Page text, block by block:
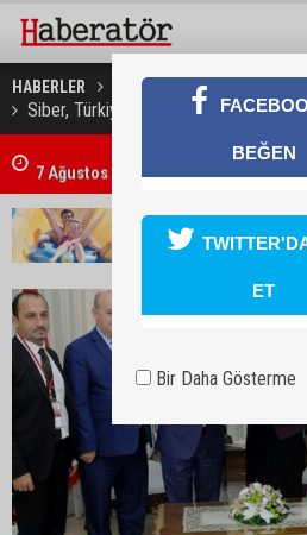
HABERLER GÜNDEM
Siber, Türkiye Gazeteciler
7 Ağustos 2026 Döviz Kurları
BEĞEN
ET
Bir Daha Gösterme